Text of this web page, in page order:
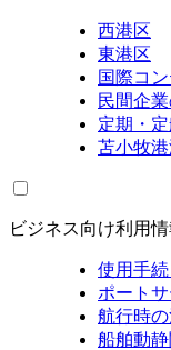
西港区
東港区
国際コ
民間企
定期・
苫小牧
ビジネス向け利用情
使用手
ポート
航行時
船舶動